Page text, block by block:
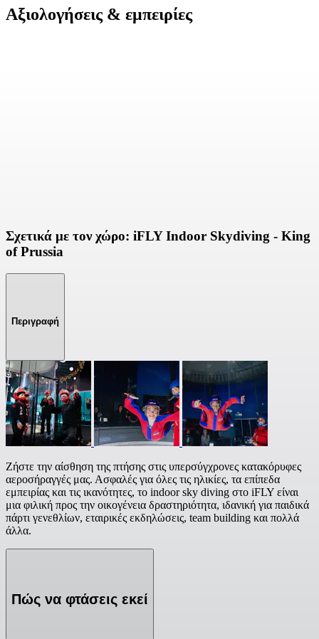
Αξιολογήσεις & εμπειρίες
Σχετικά με τον χώρο: iFLY Indoor Skydiving - King
of Prussia
Περιγραφή
Ζήστε την αίσθηση της πτήσης στις υπερσύγχρονες κατακόρυφες
αεροσήραγγές μας. Ασφαλές για όλες τις ηλικίες, τα επίπεδα
εμπειρίας και τις ικανότητες, το indoor sky diving στο iFLY είναι
μια φιλική προς την οικογένεια δραστηριότητα, ιδανική για παιδικά
πάρτι γενεθλίων, εταιρικές εκδηλώσεις, team building και πολλά
άλλα.
Πώς να φτάσεις εκεί